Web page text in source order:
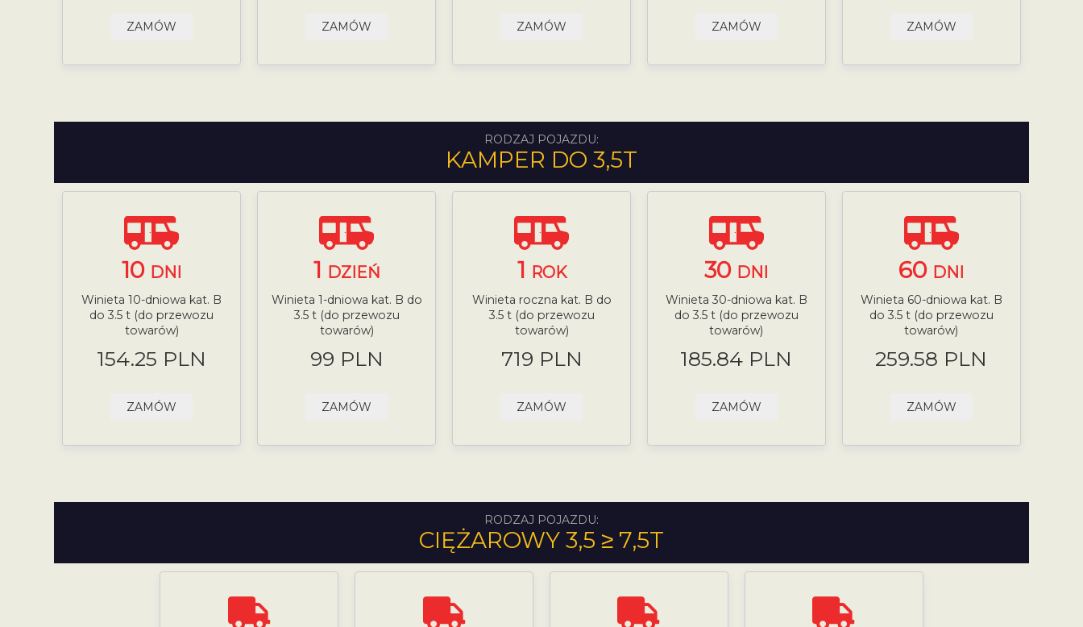
ZAMÓW ZAMÓW ZAMÓW ZAMÓW ZAMÓW
RODZAJ POJAZDU:
KAMPER DO 3,5T
10 DNI
Winieta 10-dniowa kat. B
do 3.5 t (do przewozu
towarów)
154.25 PLN
ZAMÓW
1 DZIEŃ
Winieta 1-dniowa kat. B do
3.5 t (do przewozu
towarów)
99 PLN
ZAMÓW
1 ROK
Winieta roczna kat. B do
3.5 t (do przewozu
towarów)
719 PLN
ZAMÓW
30 DNI
Winieta 30-dniowa kat. B
do 3.5 t (do przewozu
towarów)
185.84 PLN
ZAMÓW
60 DNI
Winieta 60-dniowa kat. B
do 3.5 t (do przewozu
towarów)
259.58 PLN
ZAMÓW
RODZAJ POJAZDU:
CIĘŻAROWY 3,5 ≥ 7,5T